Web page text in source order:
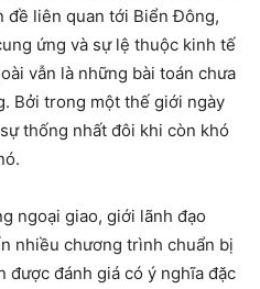
đề liên quan tới Biển Đông,
ứng và sự lệ thuộc kinh tế
vẫn là những bài toán chưa
Bởi trong một thế giới ngày
thống nhất đôi khi còn khó
ngoại giao, giới lãnh đạo
nhiều chương trình chuẩn bị
được đánh giá có ý nghĩa đặc